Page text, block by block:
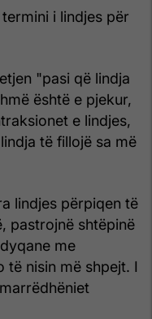
i lindjes për
"pasi që lindja
është e pjekur,
e lindjes,
të fillojë sa më
lindjes përpiqen të
pastrojnë shtëpinë
me
të nisin më shpejt. I